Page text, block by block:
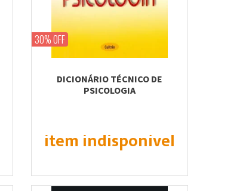
30% OFF
DICIONÁRIO TÉCNICO DE
PSICOLOGIA
item indisponível